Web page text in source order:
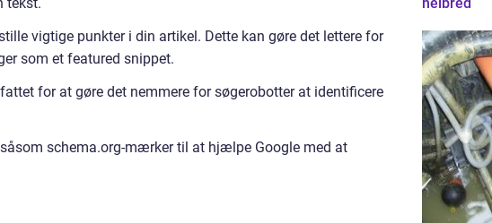
vigtige punkter i din artikel. Dette kan gøre det lettere for
som et featured snippet.
for at gøre det nemmere for søgerobotter at identificere
schema.org-mærker til at hjælpe Google med at